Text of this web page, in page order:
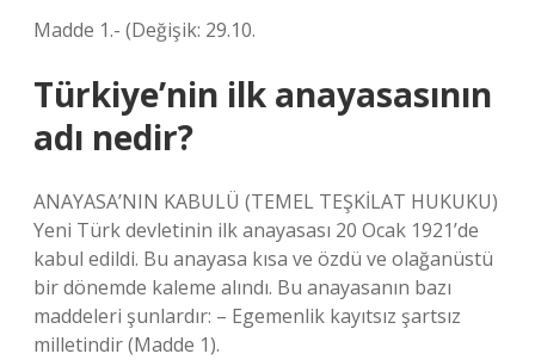
Madde 1.- (Değişik: 29.10.
Türkiye’nin ilk anayasasının
adı nedir?
ANAYASA’NIN KABULÜ (TEMEL TEŞKİLAT HUKUKU)
Yeni Türk devletinin ilk anayasası 20 Ocak 1921’de
kabul edildi. Bu anayasa kısa ve özdü ve olağanüstü
bir dönemde kaleme alındı. Bu anayasanın bazı
maddeleri şunlardır: – Egemenlik kayıtsız şartsız
milletindir (Madde 1).